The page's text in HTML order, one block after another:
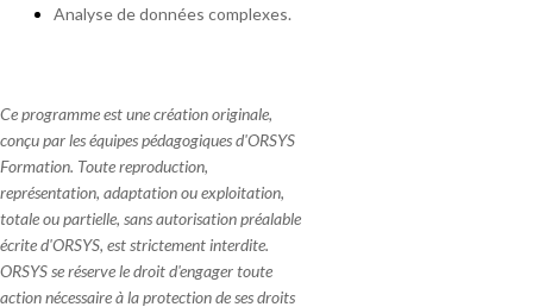
Analyse de données complexes.
Ce programme est une création originale,
conçu par les équipes pédagogiques d'ORSYS
Formation. Toute reproduction,
représentation, adaptation ou exploitation,
totale ou partielle, sans autorisation préalable
écrite d'ORSYS, est strictement interdite.
ORSYS se réserve le droit d'engager toute
action nécessaire à la protection de ses droits